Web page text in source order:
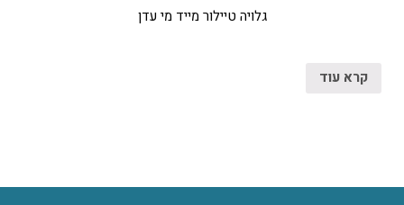
גלויה טיילור מייד מי עדן
קרא עוד